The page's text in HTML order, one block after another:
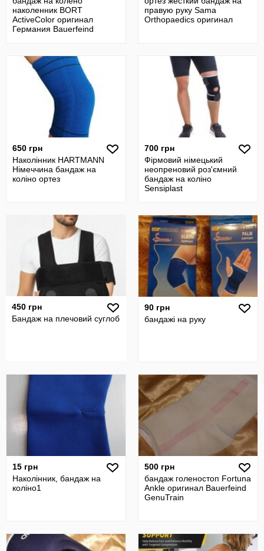
наколенник BORT
ActiveColor оригинал
Германия Bauerfeind
правую руку Sama
Orthopaedics оригинал
650 грн
Наколінник HARTMANN
Німеччина бандаж на
коліно ортез
700 грн
Фірмовий німецький
неопреновий роз'ємний
бандаж на коліно
Sensiplast
450 грн
Бандаж на плечовий суглоб
90 грн
бандажі на руку
15 грн
Наколінник, бандаж на
коліно1
500 грн
бандаж голеностоп Fortuna
Ankle оригинал Bauerfeind
GenuTrain